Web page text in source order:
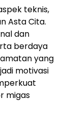
teknis,
Asta Cita.
dan
berdaya
yang
motivasi
migas